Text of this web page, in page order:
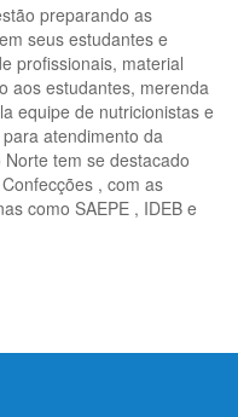
preparando as
seus estudantes e
profissionais, material
aos estudantes, merenda
equipe de nutricionistas e
atendimento da
tem se destacado
, com as
como SAEPE , IDEB e